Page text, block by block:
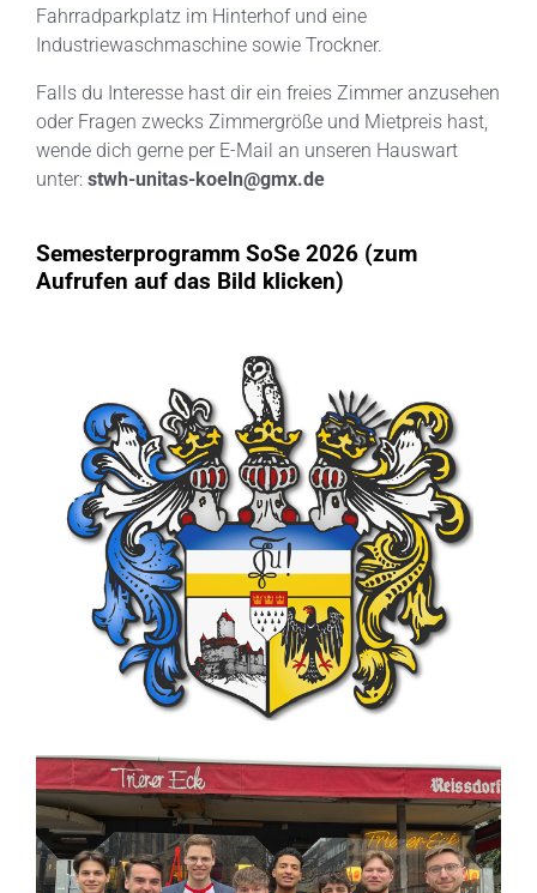
Fahrradparkplatz im Hinterhof und eine
Industriewaschmaschine sowie Trockner.
Falls du Interesse hast dir ein freies Zimmer anzusehen
oder Fragen zwecks Zimmergröße und Mietpreis hast,
wende dich gerne per E-Mail an unseren Hauswart
unter: stwh-unitas-koeln@gmx.de
Semesterprogramm SoSe 2026 (zum
Aufrufen auf das Bild klicken)